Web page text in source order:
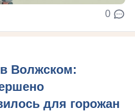
0
Волжском:
для горожан